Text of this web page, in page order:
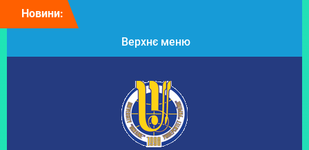
Новини:
фахового коледжу щиро
вітає президента
Таланчука Петра
Михайловича з Днем
народження!
Вітаємо з Днем
вишиванки!
Верхнє меню